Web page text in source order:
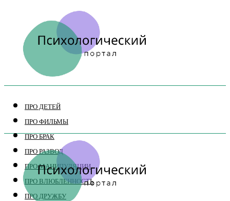
ПРО ДЕТЕЙ
ПРО ФИЛЬМЫ
ПРО БРАК
ПРО РАЗВОД
ПРО МАНИПУЛЯЦИИ
ПРО ВЛЮБЛЕННОСТЬ
ПРО ДРУЖБУ